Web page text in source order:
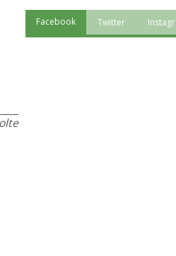
Ddl Lobby,
Facebook Twitter